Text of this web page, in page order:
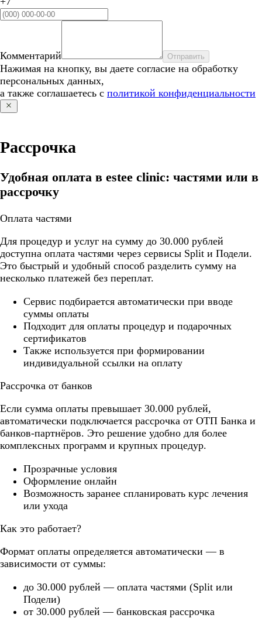
Комментарий Отправить
Нажимая на кнопку, вы даете согласие на обработку
персональных данных,
а также соглашаетесь с политикой конфиденциальности
Рассрочка
Удобная оплата в estee clinic: частями или в
рассрочку
Оплата частями
Для процедур и услуг на сумму до 30.000 рублей
доступна оплата частями через сервисы Split и Подели.
Это быстрый и удобный способ разделить сумму на
несколько платежей без переплат.
Cервис подбирается автоматически при вводе
суммы оплаты
Подходит для оплаты процедур и подарочных
сертификатов
Также используется при формировании
индивидуальной ссылки на оплату
Рассрочка от банков
Если сумма оплаты превышает 30.000 рублей,
автоматически подключается рассрочка от ОТП Банка и
банков-партнёров. Это решение удобно для более
комплексных программ и крупных процедур.
Прозрачные условия
Оформление онлайн
Возможность заранее спланировать курс лечения
или ухода
Как это работает?
Формат оплаты определяется автоматически — в
зависимости от суммы:
до 30.000 рублей — оплата частями (Split или
Подели)
от 30.000 рублей — банковская рассрочка